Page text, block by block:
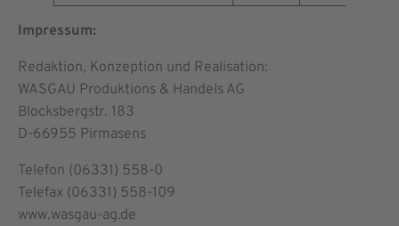
Impressum:
Redaktion, Konzeption und Realisation:
WASGAU Produktions & Handels AG
Blocksbergstr. 183
D-66955 Pirmasens
Telefon (06331) 558-0
Telefax (06331) 558-109
www.wasgau-ag.de